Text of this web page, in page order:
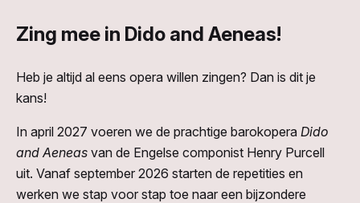
Zing mee in Dido and Aeneas!
Heb je altijd al eens opera willen zingen? Dan is dit je
kans!
In april 2027 voeren we de prachtige barokopera Dido
and Aeneas van de Engelse componist Henry Purcell
uit. Vanaf september 2026 starten de repetities en
werken we stap voor stap toe naar een bijzondere